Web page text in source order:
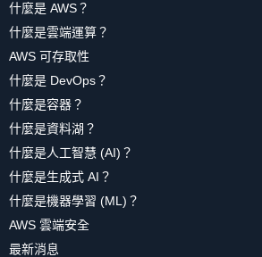
什麼是 AWS？
什麼是雲端運算？
AWS 可存取性
什麼是 DevOps？
什麼是容器？
什麼是資料湖？
什麼是人工智慧 (AI)？
什麼是生成式 AI？
什麼是機器學習 (ML)？
AWS 雲端安全
最新消息